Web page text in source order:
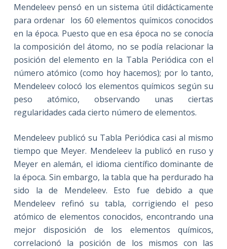
Mendeleev pensó en un sistema útil didácticamente
para ordenar los 60 elementos químicos conocidos
en la época. Puesto que en esa época no se conocía
la composición del átomo, no se podía relacionar la
posición del elemento en la Tabla Periódica con el
número atómico (como hoy hacemos); por lo tanto,
Mendeleev colocó los elementos químicos según su
peso atómico, observando unas ciertas
regularidades cada cierto número de elementos.
Mendeleev publicó su Tabla Periódica casi al mismo
tiempo que Meyer. Mendeleev la publicó en ruso y
Meyer en alemán, el idioma científico dominante de
la época. Sin embargo, la tabla que ha perdurado ha
sido la de Mendeleev. Esto fue debido a que
Mendeleev refinó su tabla, corrigiendo el peso
atómico de elementos conocidos, encontrando una
mejor disposición de los elementos químicos,
correlacionó la posición de los mismos con las